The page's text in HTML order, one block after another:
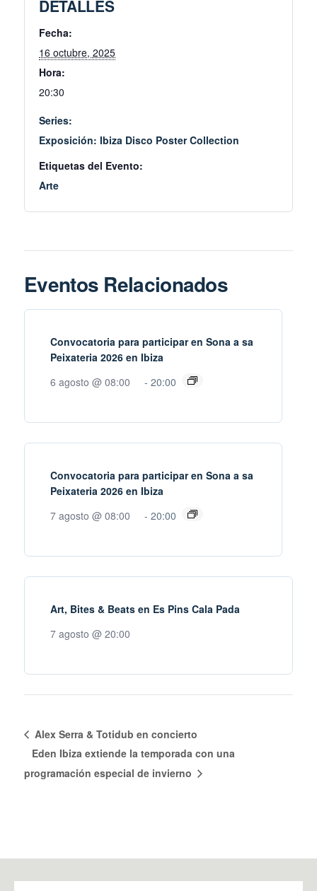
DETALLES
Fecha:
16 octubre, 2025
Hora:
20:30
Series:
Exposición: Ibiza Disco Poster Collection
Etiquetas del Evento:
Arte
Eventos Relacionados
Convocatoria para participar en Sona a sa
Peixateria 2026 en Ibiza
6 agosto @ 08:00
- 20:00
Convocatoria para participar en Sona a sa
Peixateria 2026 en Ibiza
7 agosto @ 08:00
- 20:00
Art, Bites & Beats en Es Pins Cala Pada
7 agosto @ 20:00
Alex Serra & Totidub en concierto
Eden Ibiza extiende la temporada con una
programación especial de invierno